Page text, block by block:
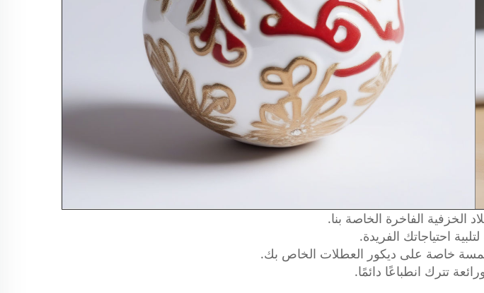
لمسة خاصة على ديكور العطلات الخاص بك.
تترك انطباعًا دائمًا.